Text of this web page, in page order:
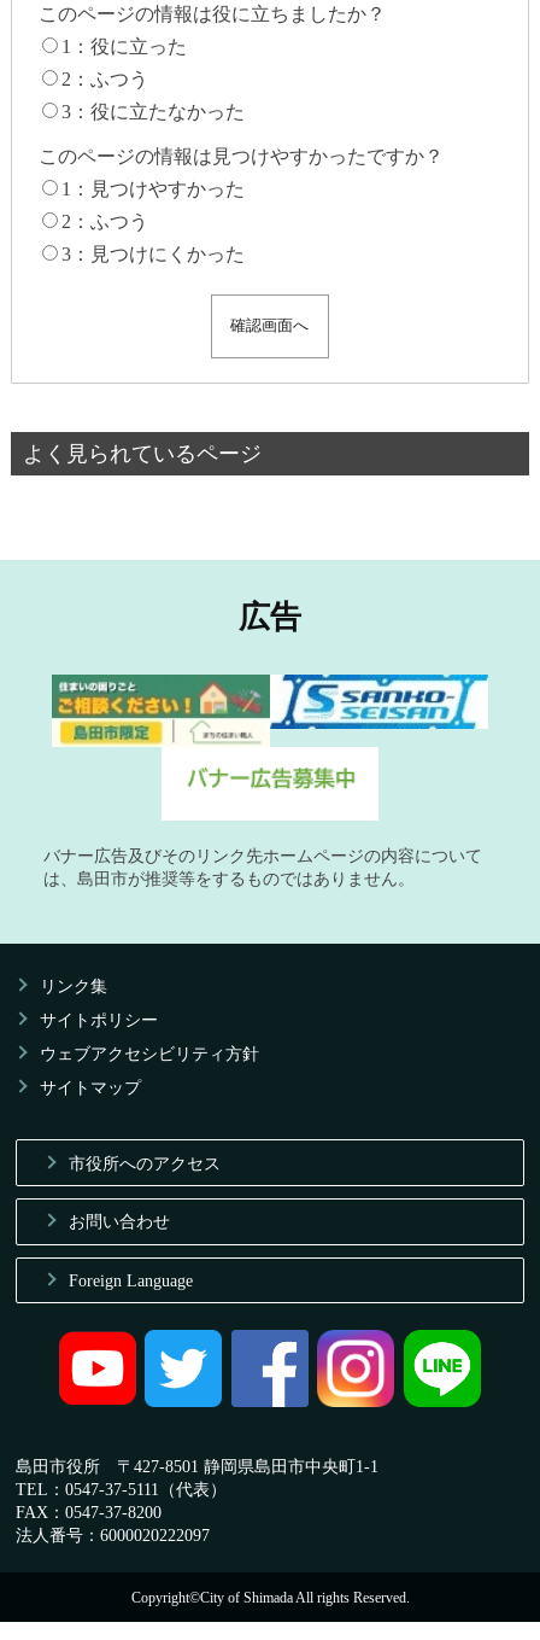
このページの情報は役に立ちましたか？
1：役に立った
2：ふつう
3：役に立たなかった
このページの情報は見つけやすかったですか？
1：見つけやすかった
2：ふつう
3：見つけにくかった
よく見られているページ
広告
バナー広告及びそのリンク先ホームページの内容について
は、島田市が推奨等をするものではありません。
リンク集
サイトポリシー
ウェブアクセシビリティ方針
サイトマップ
市役所へのアクセス
お問い合わせ
Foreign Language
島田市役所 〒427-8501 静岡県島田市中央町1-1
TEL：0547-37-5111（代表）
FAX：0547-37-8200
法人番号：6000020222097
Copyright©City of Shimada All rights Reserved.